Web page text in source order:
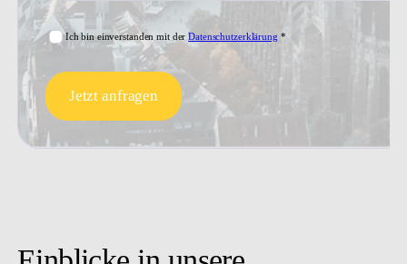
Ihre Telefonnummer
Wunschstandort